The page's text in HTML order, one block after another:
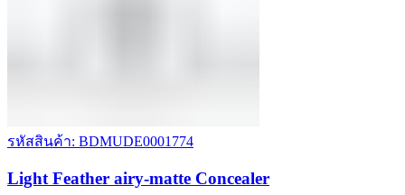
รหัสสินค้า: BDMUDE0001774
Light Feather airy-matte Concealer